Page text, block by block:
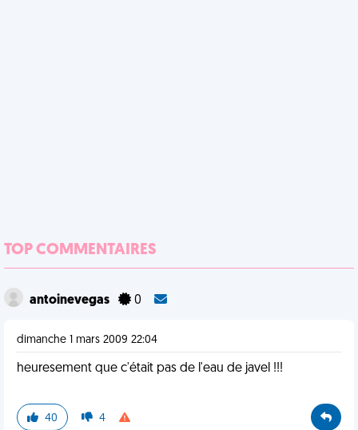
TOP COMMENTAIRES
antoinevegas 0
dimanche 1 mars 2009 22:04
heuresement que c'était pas de l'eau de javel !!!
40 4